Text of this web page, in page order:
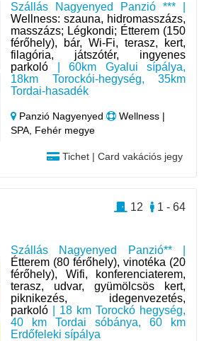
Szállás Nagyenyed Panzió *** |
Wellness: szauna, hidromasszázs,
masszázs; Légkondi; Étterem (150
férőhely), bár, Wi-Fi, terasz, kert,
filagória, játszótér, ingyenes
parkoló | 60km Gyalui sípálya,
18km Torockói-hegység, 35km
Tordai-hasadék
Panzió Nagyenyed
Wellness |
SPA, Fehér megye
Tichet | Card vakációs jegy
Szállás Nagyenyed Panzió** |
Étterem (80 férőhely), vinotéka (20
férőhely), Wifi, konferenciaterem,
terasz, udvar, gyümölcsös kert,
piknikezés, idegenvezetés,
parkoló | 18 km Torockó hegység,
40 km Tordai sóbánya, 60 km
Erdőfeleki sípálya
1 - 64
12